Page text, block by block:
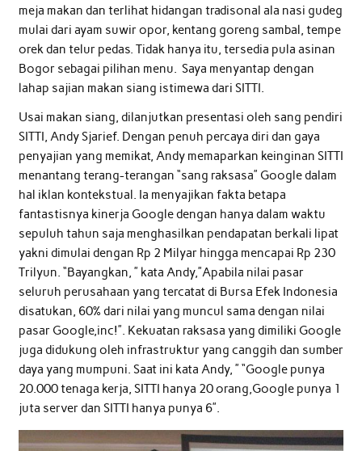
meja makan dan terlihat hidangan tradisonal ala nasi gudeg
mulai dari ayam suwir opor, kentang goreng sambal, tempe
orek dan telur pedas. Tidak hanya itu, tersedia pula asinan
Bogor sebagai pilihan menu. Saya menyantap dengan
lahap sajian makan siang istimewa dari SITTI.
Usai makan siang, dilanjutkan presentasi oleh sang pendiri
SITTI, Andy Sjarief. Dengan penuh percaya diri dan gaya
penyajian yang memikat, Andy memaparkan keinginan SITTI
menantang terang-terangan “sang raksasa” Google dalam
hal iklan kontekstual. Ia menyajikan fakta betapa
fantastisnya kinerja Google dengan hanya dalam waktu
sepuluh tahun saja menghasilkan pendapatan berkali lipat
yakni dimulai dengan Rp 2 Milyar hingga mencapai Rp 230
Trilyun. “Bayangkan, ” kata Andy,”Apabila nilai pasar
seluruh perusahaan yang tercatat di Bursa Efek Indonesia
disatukan, 60% dari nilai yang muncul sama dengan nilai
pasar Google,inc!”. Kekuatan raksasa yang dimiliki Google
juga didukung oleh infrastruktur yang canggih dan sumber
daya yang mumpuni. Saat ini kata Andy, ” “Google punya
20.000 tenaga kerja, SITTI hanya 20 orang,Google punya 1
juta server dan SITTI hanya punya 6”.